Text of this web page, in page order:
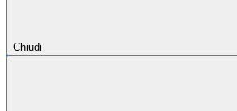
Chiudi